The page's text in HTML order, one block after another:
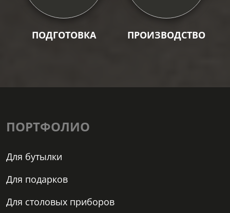
ПОДГОТОВКА ПРОИЗВОДСТВО
ПОРТФОЛИО
Для бутылки
Для подарков
Для столовых приборов